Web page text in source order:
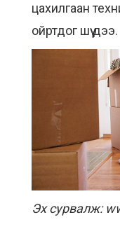
цахилгаан
ойртдог шүү дээ.
Эх сурвалж: